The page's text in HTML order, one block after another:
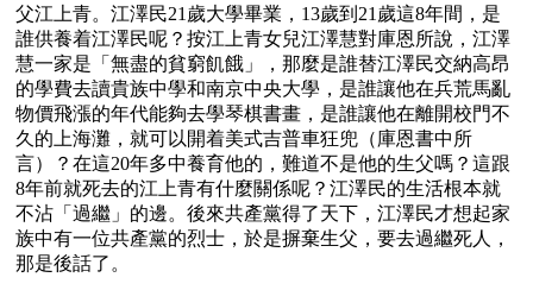
父江上青。江澤民21歲大學畢業，13歲到21歲這8年間，是
誰供養着江澤民呢？按江上青女兒江澤慧對庫恩所說，江澤
慧一家是「無盡的貧窮飢餓」，那麼是誰替江澤民交納高昂
的學費去讀貴族中學和南京中央大學，是誰讓他在兵荒馬亂
物價飛漲的年代能夠去學琴棋書畫，是誰讓他在離開校門不
久的上海灘，就可以開着美式吉普車狂兜（庫恩書中所
言）？在這20年多中養育他的，難道不是他的生父嗎？這跟
8年前就死去的江上青有什麼關係呢？江澤民的生活根本就
不沾「過繼」的邊。後來共產黨得了天下，江澤民才想起家
族中有一位共產黨的烈士，於是摒棄生父，要去過繼死人，
那是後話了。